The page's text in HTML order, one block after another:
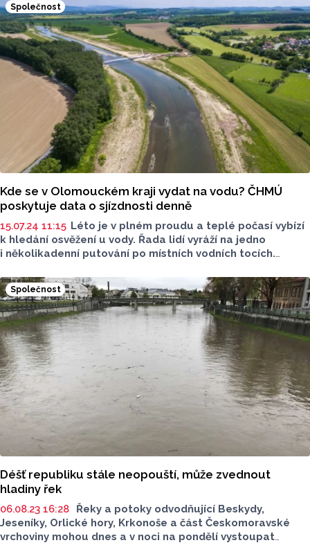
přítoků. Opatření má pomoci ochránit vodní ekosystémy,
které jsou v důsledku extrémních veder a nedostatku
vody pod stále větším tlakem.
Společnost
Kde se v Olomouckém kraji vydat na vodu? ČHMÚ
poskytuje data o sjízdnosti denně
15.07.24 11:15 Léto je v plném proudu a teplé počasí vybízí
k hledání osvěžení u vody. Řada lidí vyráží na jedno
i několikadenní putování po místních vodních tocích.
řeky sjízdné. Český hydrometeorologický ústav ale
poskytuje mapu s aktuálním stavem vody v řekách.
Společnost
Déšť republiku stále neopouští, může zvednout
hladiny řek
06.08.23 16:28
Řeky a potoky odvodňující Beskydy,
Jeseníky, Orlické hory, Krkonoše a část Českomoravské
vrchoviny mohou dnes a v noci na pondělí vystoupat